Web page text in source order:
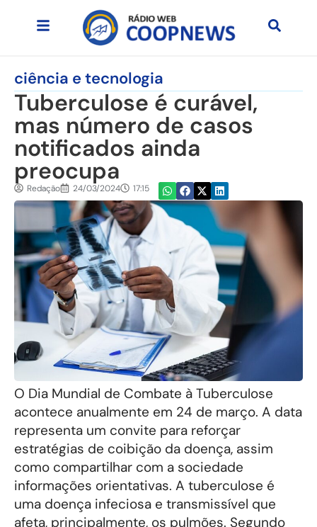
ciência e tecnologia
Tuberculose é curável,
mas número de casos
notificados ainda
preocupa
Redação 24/03/2024 17:15
O Dia Mundial de Combate à Tuberculose
acontece anualmente em 24 de março. A data
representa um convite para reforçar
estratégias de coibição da doença, assim
como compartilhar com a sociedade
informações orientativas. A tuberculose é
uma doença infeciosa e transmissível que
afeta, principalmente, os pulmões. Segundo